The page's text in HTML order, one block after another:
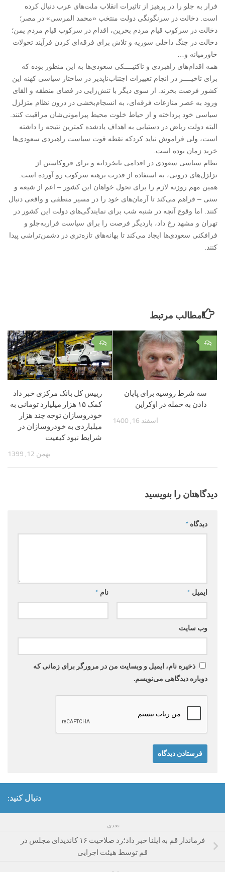
فرار به جلو را در پرهیز از تاثیرات انقلاب ملت‌های عرب دنبال کرده
است. دخالت در سرنگونگی دولت منتخب «محمد المرسی» در مصر؛
دخالت در سرکوب قیام مردم بحرین، اقدام در سرکوب قیام مردم یمن؛
دخالت در جنگ داخلی سوریه و تلاش برای فرقه‌ای کردن فرآیند تحولات
خاورمیانه و…
همه اقدام‌های راهبردی و تاکتیــــکی سعودی‌ها به این منظور بوده که
برای تاخیــــر در انجام تغییرات اجتناب‌ناپذیر در ساختار سیاسی کهنه این
کشور فرصت بخرند. از سوی دیگر با تنش‌زایی در فضای منطقه و القای
ورود به عصر منازعات فرقه‌ای، به انسجام‌بخشی در درون نظام متزلزل
سیاسی خود پرداخته و از حیاط خلوت محیط پیرامونی‌شان مراقبت کنند.
البته دولت ریاض در دستیابی به اهداف یادشده کمترین نتیجه را داشته
است، ولی فراموش نباید کردکه نقطه قوت سیاست راهبردی سعودی‌ها
خرید زمان بوده است.
نظام سیاسی سعودی در اقدامی نابخردانه و برای فروکاستن از
تزلزل‌های درونی، به استفاده از قدرت برهنه سرکوب رو آورده است.
همین مهم روزنه لازم را برای تحول خواهان این کشور – اعم از شیعه و
سنی – فراهم می‌کند تا آرمان‌های خود را در مسیر منطقی و واقعی دنبال
کنند. اما وقوع آنچه در شنبه شب برای نمایندگی‌های دولت این کشور در
تهران و مشهد رخ داد، باردیگر فرصت را برای سیاست فراربه‌جلو و
فرافکنی سعودی‌ها ایجاد می‌کند تا بهانه‌های تازه‌تری در دشمن‌تراشی پیدا
کنند.
مطالب مرتبط
۰
رییس کل بانک مرکزی خبر داد
کمک ۱۵ هزار میلیارد تومانی به
خودروسازان توجه چند هزار
میلیاردی به خودروسازان در
شرایط نبود کیفیت
بهمن 12, 1399
۰
سه شرط روسیه برای پایان
دادن به حمله در اوکراین
اسفند 16, 1400
دیدگاهتان را بنویسید
دیدگاه *
نام * ایمیل *
وب‌ سایت
ذخیره نام، ایمیل و وبسایت من در مرورگر برای زمانی که
دوباره دیدگاهی می‌نویسم.
دنبال کنید:
بعدی
فرماندار قم به ایلنا خبر داد؛رد صلاحیت ۱۶ کاندیدای مجلس در
قم توسط هیئت اجرایی